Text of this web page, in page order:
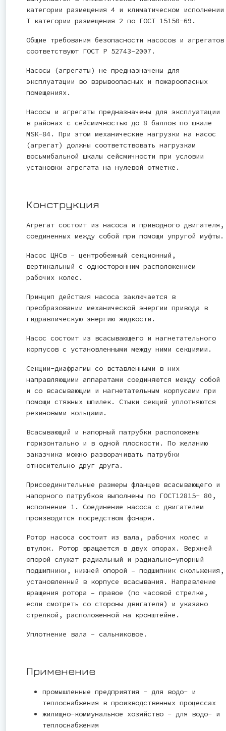
категории размещения 4 и климатическом исполнении
Т категории размещения 2 по ГОСТ 15150-69.
Общие требования безопасности насосов и агрегатов
соответствуют ГОСТ Р 52743-2007.
Насосы (агрегаты) не предназначены для
эксплуатации во взрывоопасных и пожароопасных
помещениях.
Насосы и агрегаты предназначены для эксплуатации
в районах с сейсмичностью до 8 баллов по шкале
MSК-84. При этом механические нагрузки на насос
(агрегат) должны соответствовать нагрузкам
восьмибальной шкалы сейсмичности при условии
установки агрегата на нулевой отметке.
Конструкция
Агрегат состоит из насоса и приводного двигателя,
соединенных между собой при помощи упругой муфты.
Насос ЦНСв – центробежный секционный,
вертикальный с односторонним расположением
рабочих колес.
Принцип действия насоса заключается в
преобразовании механической энергии привода в
гидравлическую энергию жидкости.
Насос состоит из всасывающего и нагнетательного
корпусов с установленными между ними секциями.
Секции-диафрагмы со вставленными в них
направляющими аппаратами соединяются между собой
и со всасывающим и нагнетательным корпусами при
помощи стяжных шпилек. Стыки секций уплотняются
резиновыми кольцами.
Всасывающий и напорный патрубки расположены
горизонтально и в одной плоскости. По желанию
заказчика можно разворачивать патрубки
относительно друг друга.
Присоединительные размеры фланцев всасывающего и
напорного патрубков выполнены по ГОСТ12815- 80,
исполнение 1. Соединение насоса с двигателем
производится посредством фонаря.
Ротор насоса состоит из вала, рабочих колес и
втулок. Ротор вращается в двух опорах. Верхней
опорой служат радиальный и радиально-упорный
подшипники, нижней опорой – подшипник скольжения,
установленный в корпусе всасывания. Направление
вращения ротора – правое (по часовой стрелке,
если смотреть со стороны двигателя) и указано
стрелкой, расположенной на кронштейне.
Уплотнение вала – сальниковое.
Применение
промышленные предприятия - для водо- и
теплоснабжения в производственных процессах
жилищно-коммунальное хозяйство - для водо- и
теплоснабжения